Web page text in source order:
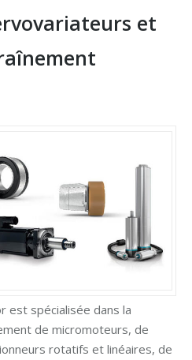
et
est spécialisée dans la
de micromoteurs, de
rotatifs et linéaires, de